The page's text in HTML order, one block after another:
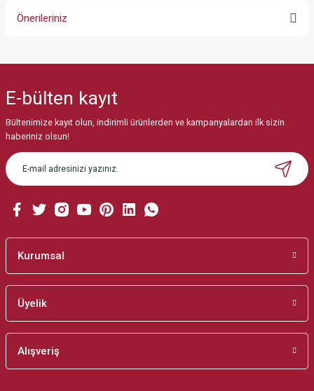
Önerileriniz
Görüş ve önerileriniz için teşekkür ederiz.
Ürün resmi kalitesiz, bozuk veya görüntülenemiyor.
Ürün açıklamasında eksik bilgiler bulunuyor.
Ürün bilgilerinde hatalar bulunuyor.
Bu ürüne benzer farklı alternatifler olmalı.
E-bülten kayıt
Bültenimize kayıt olun, indirimli ürünlerden ve kampanyalardan ilk sizin
haberiniz olsun!
Kurumsal
Üyelik
Alışveriş